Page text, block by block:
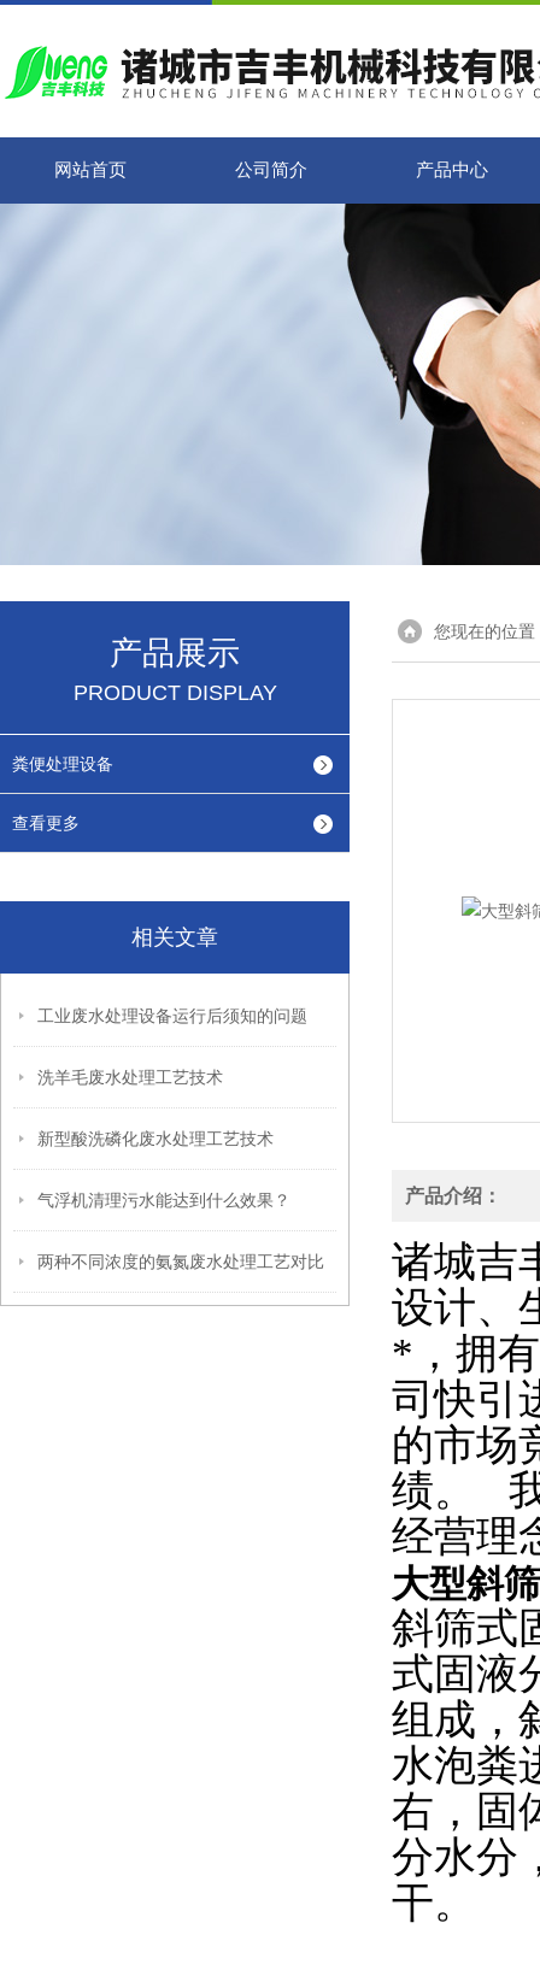
网站首页 公司简介 产品中心
产品展示
PRODUCT DISPLAY
粪便处理设备
查看更多
相关文章
工业废水处理设备运行后须知的问题
洗羊毛废水处理工艺技术
新型酸洗磷化废水处理工艺技术
气浮机清理污水能达到什么效果？
两种不同浓度的氨氮废水处理工艺对比
您现在的位置
产品介绍：
诸城吉
设计、
*，拥
司快引
的市场
绩。
经营理
大型斜
斜筛式
式固液
组成，
水泡粪
右，固
分水分
干。